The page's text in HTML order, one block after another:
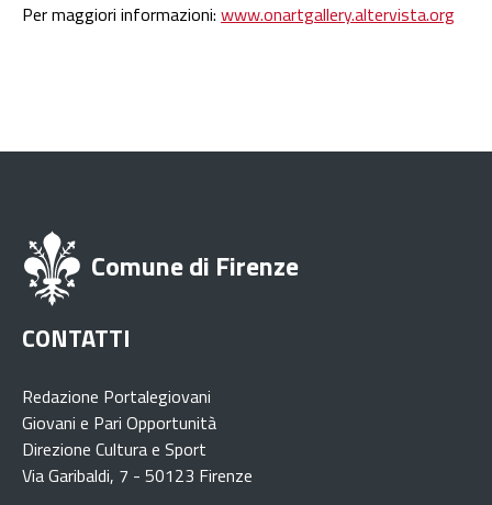
Per maggiori informazioni: www.onartgallery.altervista.org
Comune di Firenze
CONTATTI
Redazione Portalegiovani
Giovani e Pari Opportunità
Direzione Cultura e Sport
Via Garibaldi, 7 - 50123 Firenze